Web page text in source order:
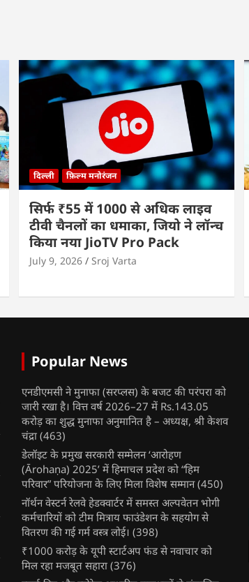
दिल्ली फ़िल्म मनोरंजन
सिर्फ ₹55 में 1000 से अधिक लाइव
टीवी चैनलों का धमाका, जियो ने लॉन्च
किया नया JioTV Pro Pack
July 9, 2026 Sroj Varta
Popular News
एनडीएमसी ने मुनाफा (सरप्लस) के बजट की परंपरा को
जारी रखा है। वित्त वर्ष 2026–27 में Rs.143.05
करोड़ का शुद्ध मुनाफा अनुमानित है – अध्यक्ष, श्री केशव
चंद्रा (463)
डेलॉइट के प्रमुख सरकारी सम्मेलन ‘आरोहण
(Ārohaṇa) 2025’ में हिमाचल प्रदेश को “हिम
परिवार” परियोजना के लिए मिला विशेष सम्मान (450)
नॉर्थन वेस्टर्न रेलवे हेडक्वार्टर में समस्त अल्पवेतन भोगी
कर्मचारियों को टीम मित्राय फाउंडेशन के सहयोग से
वितरण की गई गर्म वस्त्र लोई। (398)
₹1000 करोड़ के यूपी स्टार्टअप फंड से नवाचार को
मिल रहा मजबूत सहारा (376)